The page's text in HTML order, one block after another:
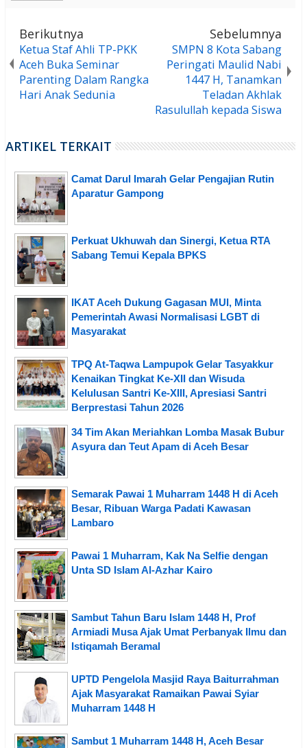
Berikutnya
Ketua Staf Ahli TP-PKK
Aceh Buka Seminar
Parenting Dalam Rangka
Hari Anak Sedunia
Sebelumnya
SMPN 8 Kota Sabang
Peringati Maulid Nabi
1447 H, Tanamkan
Teladan Akhlak
Rasulullah kepada Siswa
ARTIKEL TERKAIT
Camat Darul Imarah Gelar Pengajian Rutin
Aparatur Gampong
Perkuat Ukhuwah dan Sinergi, Ketua RTA
Sabang Temui Kepala BPKS
IKAT Aceh Dukung Gagasan MUI, Minta
Pemerintah Awasi Normalisasi LGBT di
Masyarakat
TPQ At-Taqwa Lampupok Gelar Tasyakkur
Kenaikan Tingkat Ke-XII dan Wisuda
Kelulusan Santri Ke-XIII, Apresiasi Santri
Berprestasi Tahun 2026
34 Tim Akan Meriahkan Lomba Masak Bubur
Asyura dan Teut Apam di Aceh Besar
Semarak Pawai 1 Muharram 1448 H di Aceh
Besar, Ribuan Warga Padati Kawasan
Lambaro
Pawai 1 Muharram, Kak Na Selfie dengan
Unta SD Islam Al-Azhar Kairo
Sambut Tahun Baru Islam 1448 H, Prof
Armiadi Musa Ajak Umat Perbanyak Ilmu dan
Istiqamah Beramal
UPTD Pengelola Masjid Raya Baiturrahman
Ajak Masyarakat Ramaikan Pawai Syiar
Muharram 1448 H
Sambut 1 Muharram 1448 H, Aceh Besar